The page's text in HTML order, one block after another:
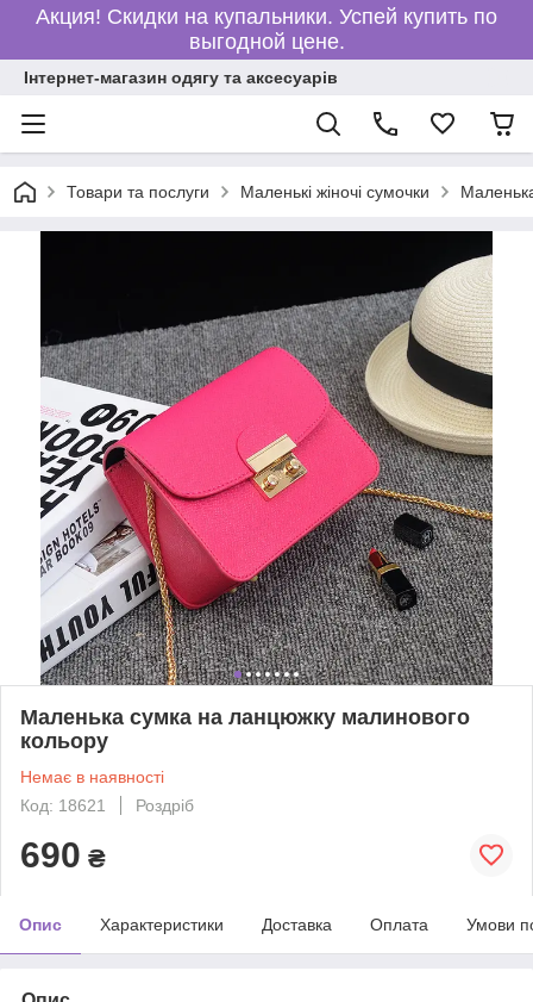
Акция! Скидки на купальники. Успей купить по
выгодной цене.
Інтернет-магазин одягу та аксесуарів
Товари та послуги Маленькі жіночі сумочки
Маленька сумка на ланцюжку малинового
кольору
Немає в наявності
Код: 18621
Роздріб
690 ₴
Опис Характеристики Доставка Оплата Умови